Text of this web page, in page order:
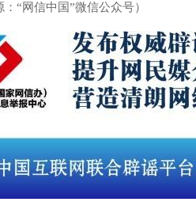
“网信中国”微信公众号）